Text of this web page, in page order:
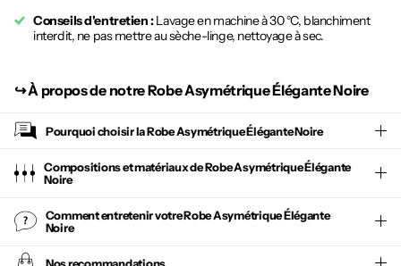
Conseils d'entretien :Lavage en machine à 30 °C, blanchiment
interdit, ne pas mettre au sèche-linge, nettoyage à sec.
↪︎À propos de notre Robe Asymétrique Élégante Noire
Pourquoi choisir laRobe Asymétrique Élégante Noire
Compositions et matériaux de Robe Asymétrique Élégante
Noire
Comment entretenir votreRobe Asymétrique Élégante
Noire